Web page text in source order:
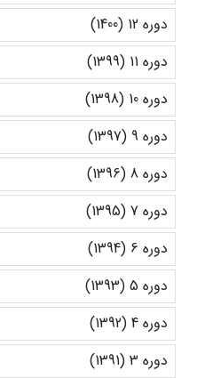
دوره 12 (1400)
دوره 11 (1399)
دوره 10 (1398)
دوره 9 (1397)
دوره 8 (1396)
دوره 7 (1395)
دوره 6 (1394)
دوره 5 (1393)
دوره 4 (1392)
دوره 3 (1391)